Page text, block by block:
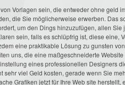
Vorlagen sein, die entweder ohne geld
die Sie möglicherweise erwerben. Das
um den Dings hinzuzufügen, allen Sie
sein, falls es schlüpfrig ist, diese eine,
eine praktikable Lösung zu gunsten
uns, die eine maßgeschneiderte
eines professionellen Designers
viel Geld kosten, gerade wenn Sie
Grafiken jetzt für Ihre Web site herstellt,